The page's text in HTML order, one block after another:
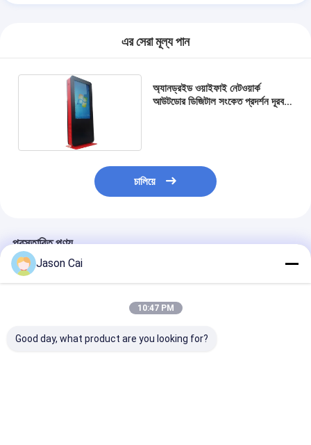
এর সেরা মূল্য পান
অ্যানড্রইড ওয়াইফাই নেটওয়ার্ক
আউটডোর ডিজিটাল সংকেত প্রদর্শন দূরবর্তী
চালিয়ে
প্রস্তাবিত পণ্য
Jason Cai
10:47 PM
Good day, what product are you looking for?